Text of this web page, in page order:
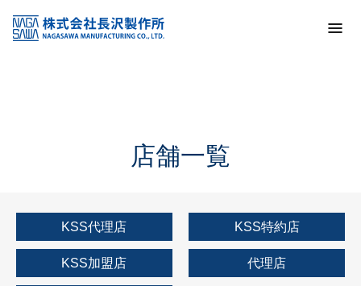
KSS加盟店・取扱店情報
店舗一覧
店舗一覧
KSS代理店 KSS特約店
KSS加盟店 代理店